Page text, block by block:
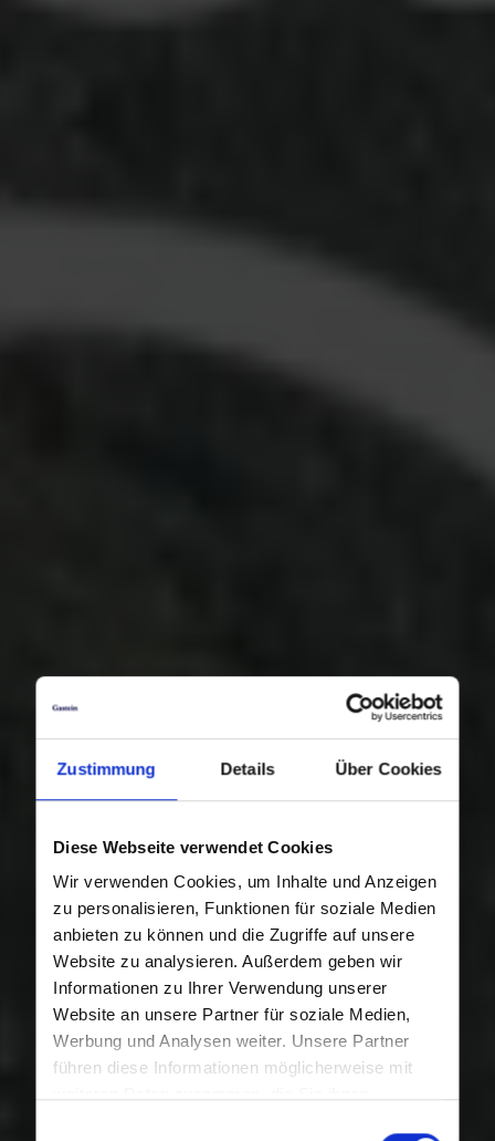
Zustimmung Details Über Cookies
Diese Webseite verwendet Cookies
Wir verwenden Cookies, um Inhalte und Anzeigen
zu personalisieren, Funktionen für soziale Medien
anbieten zu können und die Zugriffe auf unsere
Website zu analysieren. Außerdem geben wir
Informationen zu Ihrer Verwendung unserer
Website an unsere Partner für soziale Medien,
Werbung und Analysen weiter. Unsere Partner
führen diese Informationen möglicherweise mit